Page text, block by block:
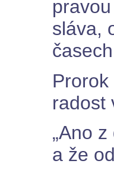
sláva,
radost
„Ano
a že